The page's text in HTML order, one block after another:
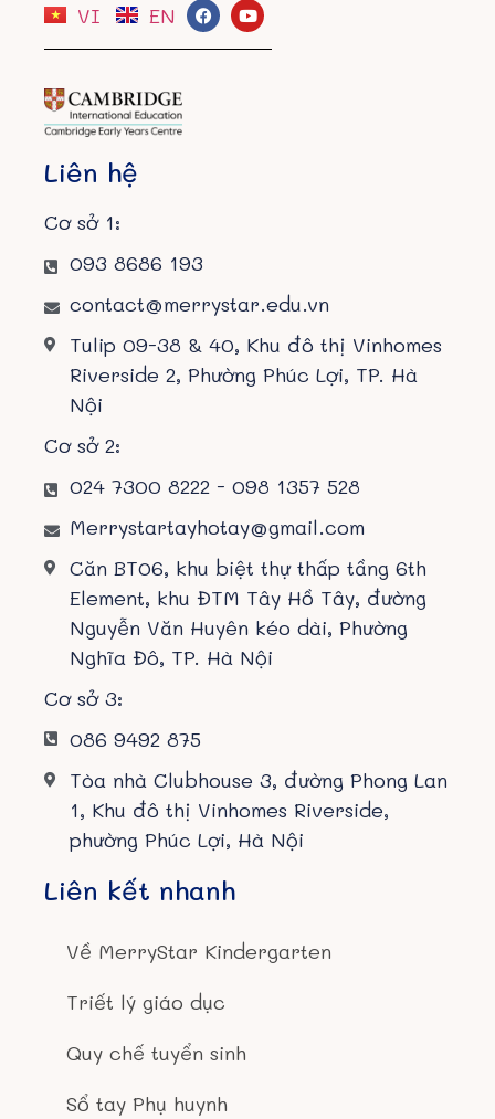
VI EN
Liên hệ
Cơ sở 1:
093 8686 193
contact@merrystar.edu.vn
Tulip 09-38 & 40, Khu đô thị Vinhomes
Riverside 2, Phường Phúc Lợi, TP. Hà
Nội
Cơ sở 2:
024 7300 8222 - 098 1357 528
Merrystartayhotay@gmail.com
Căn BT06, khu biệt thự thấp tầng 6th
Element, khu ĐTM Tây Hồ Tây, đường
Nguyễn Văn Huyên kéo dài, Phường
Nghĩa Đô, TP. Hà Nội
Cơ sở 3:
086 9492 875
Tòa nhà Clubhouse 3, đường Phong Lan
1, Khu đô thị Vinhomes Riverside,
phường Phúc Lợi, Hà Nội
Liên kết nhanh
Về MerryStar Kindergarten
Triết lý giáo dục
Quy chế tuyển sinh
Sổ tay Phụ huynh